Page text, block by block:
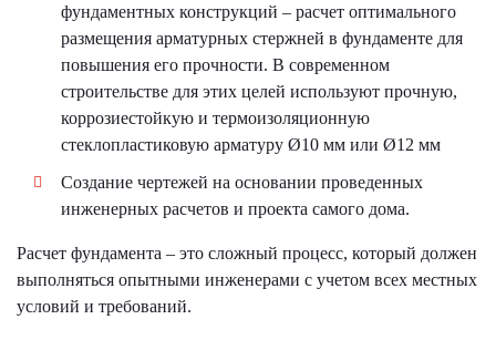
фундаментных конструкций – расчет оптимального
размещения арматурных стержней в фундаменте для
повышения его прочности. В современном
строительстве для этих целей используют прочную,
коррозиестойкую и термоизоляционную
стеклопластиковую арматуру Ø10 мм или Ø12 мм
Создание чертежей на основании проведенных
инженерных расчетов и проекта самого дома.
Расчет фундамента – это сложный процесс, который должен
выполняться опытными инженерами с учетом всех местных
условий и требований.